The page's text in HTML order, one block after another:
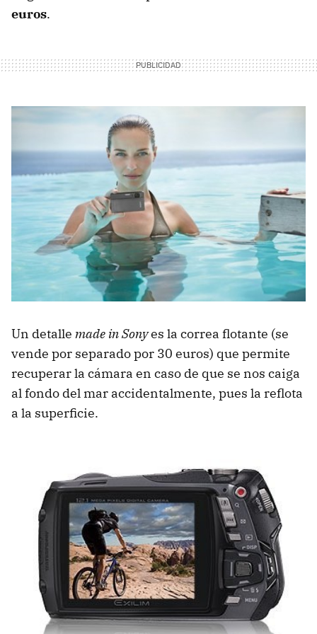
euros.
Un detalle made in Sonyes la correa flotante (se
vende por separado por 30 euros) que permite
recuperar la cámara en caso de que se nos caiga
al fondo del mar accidentalmente, pues la reflota
a la superficie.